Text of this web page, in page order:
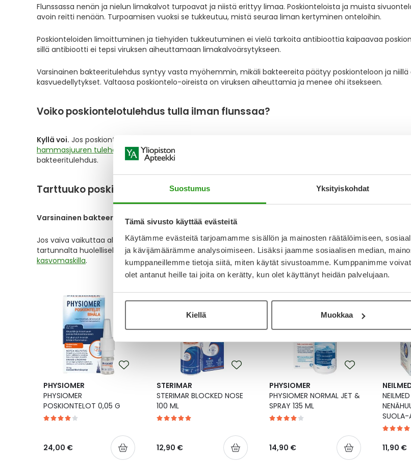
Suostumus Yksityiskohdat
Tämä sivusto käyttää evästeitä
Käytämme evästeitä tarjoamamme sisällön ja mainosten räätälöimiseen,
ja kävijämäärämme analysoimiseen. Lisäksi jaamme sosiaalisen median,
kumppaneillemme tietoja siitä, miten käytät sivustoamme. Kumppanimme
olet antanut heille tai joita on kerätty, kun olet käyttänyt heidän palvelujaan.
Kiellä Muokkaa
Flunssassa nenän ja nielun limakalvot turpoavat ja niistä erittyy limaa. Poskionteloista ja muista
avoin reitti nenään. Turpoamisen vuoksi se tukkeutuu, mistä seuraa liman kertyminen onteloihin.
Poskionteloiden limoittuminen ja tiehyiden tukkeutuminen ei vielä tarkoita antibioottia kaipaavaa
sillä antibiootti ei tepsi viruksen aiheuttamaan limakalvoärsytykseen.
Varsinainen bakteeritulehdus syntyy vasta myöhemmin, mikäli bakteereita päätyy poskionteloon ja niillä
kasvuedellytykset. Valtaosa poskiontelo-oireista on viruksen aiheuttamia ja menee ohi itsekseen.
Voiko poskiontelotulehdus tulla ilman flunssaa?
Kyllä voi. Jos poskionteloista nenänieluun avautuva tyhjennysreitti tukkeutuu esimerkiksi
hammasjuuren tulehduksenvuoksi, saattaa lopputuloksena olla poskiontelotulehdus tai muu
bakteeritulehdus.
Tarttuuko poskiontelotulehdus?
Varsinainen bakteeritulehdus ei tartu, mutta virustauti voi kyllä tarttua.
Jos vaiva vaikuttaa alkavaltaflunssalta, eikä sitä ole diagnosoitu poskiontelotulehdukseksi, kannattaa
tartunnalta huolellisella käsipesulla, parin metrin varoetäisyydellä, hyvällä niistämis- ja
kasvomaskilla.
PHYSIOMER
PHYSIOMER
POSKIONTELOT 0,05 G
24,00 €
STERIMAR
STERIMAR BLOCKED NOSE
100 ML
12,90 €
PHYSIOMER
PHYSIOMER NORMAL JET &
SPRAY 135 ML
14,90 €
SUOLA-
11,90 €